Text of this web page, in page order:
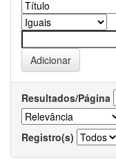
Resultados/Página
Registro(s)